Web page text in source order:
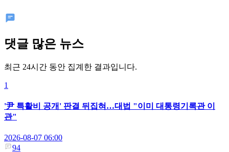
댓글 많은 뉴스
최근 24시간 동안 집계한 결과입니다.
1
'尹 특활비 공개' 판결 뒤집혀…대법 "이미 대통령기록관 이
관"
2026-08-07 06:00
94